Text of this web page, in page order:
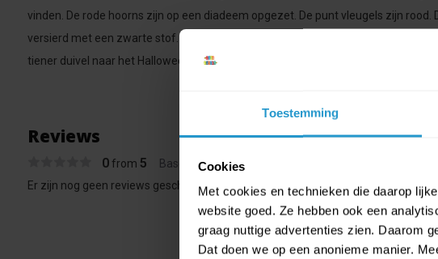
Toestemming
Cookies
Met cookies en technieken die daarop
website goed. Ze hebben ook een
graag nuttige advertenties zien. Daarom
Dat doen we op een anonieme manier.
vinden. De rode hoorns zijn op een diadeem opgezet. De punt vleugels zijn rood.
versierd met een zwarte stof. De pantys zonder voeten hebben een zwarte kleur.
tiener duivel naar het Halloween feest te trekken."
Reviews
0from 5 Based on 0 reviews
Er zijn nog geen reviews geschreven over dit product..